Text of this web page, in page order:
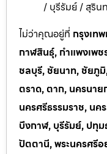
/ บุรีรัมย์ / สุริน
ไม่ว่าคุณอยู่ที่ กรุงเท
กาฬสินธุ์, กำแพงเพช
ชลบุรี, ชัยนาท, ชัยภูมิ
ตราด, ตาก, นครนา
นครศรีธรรมราช, นค
บึงกาฬ, บุรีรัมย์, ปทุม
ปัตตานี, พระนครศรีอ